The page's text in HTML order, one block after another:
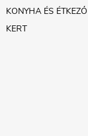
KONYHA ÉS ÉTKEZŐ
KERT